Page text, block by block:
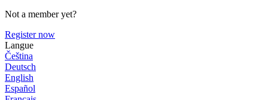
Not a member yet?
Register now
Langue
Čeština
Deutsch
English
Español